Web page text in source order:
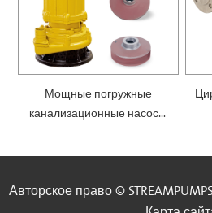
Мощные погружные
канализационные насосы
Авторское право ©